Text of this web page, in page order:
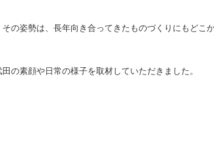
の姿勢は、長年向き合ってきたものづくりにもどこ
の素顔や日常の様子を取材していただきました。